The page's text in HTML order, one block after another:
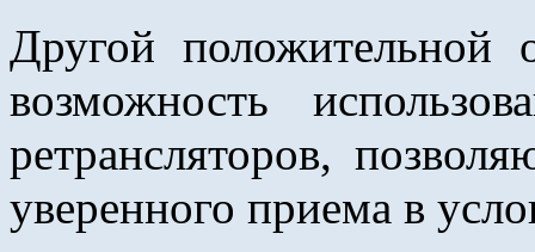
Другой положительной
возможность
ретрансляторов,
уверенного приема в